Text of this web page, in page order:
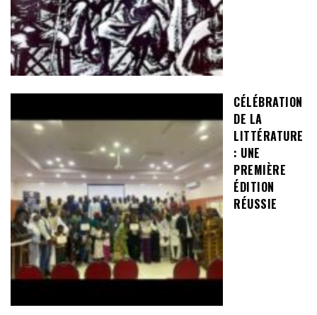
CÉLÉBRATION
DE LA
LITTÉRATURE
: UNE
PREMIÈRE
ÉDITION
RÉUSSIE